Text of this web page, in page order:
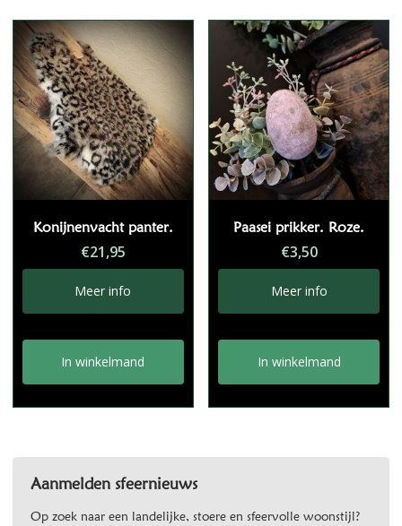
Konijnenvacht panter.
€21,95
Meer info
In winkelmand
Paasei prikker. Roze.
€3,50
Meer info
In winkelmand
Aanmelden sfeernieuws
Op zoek naar een landelijke, stoere en sfeervolle woonstijl?